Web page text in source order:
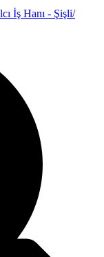
İş Hanı - Şişli/